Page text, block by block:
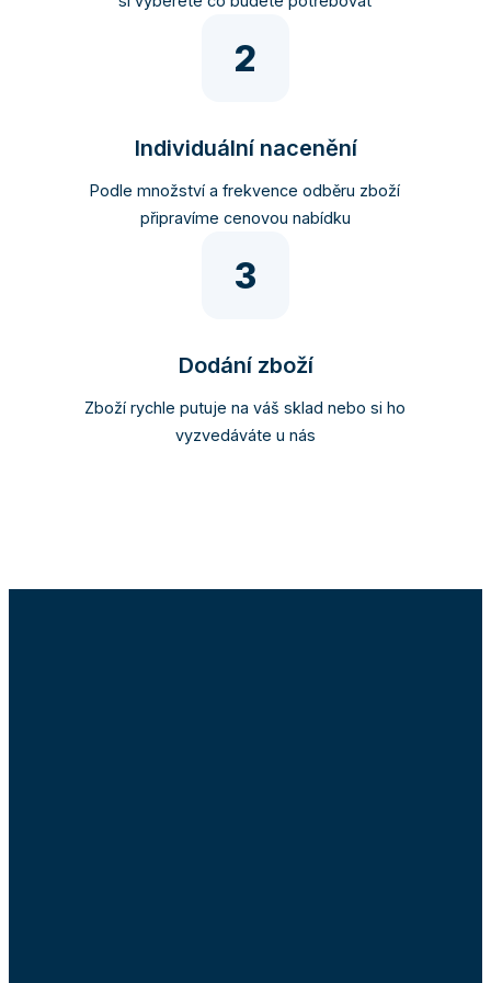
2
Individuální nacenění
Podle množství a frekvence odběru zboží
připravíme cenovou nabídku
3
Dodání zboží
Zboží rychle putuje na váš sklad nebo si ho
vyzvedáváte u nás